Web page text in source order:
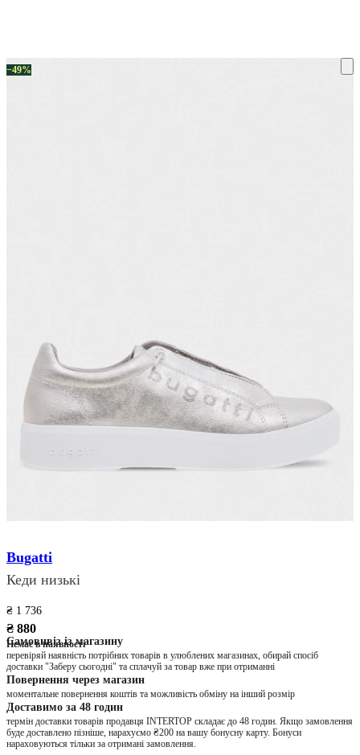
−49%
Bugatti
Кеди низькі
₴ 1 736
₴ 880
Немає в наявності
Самовивіз із магазину
перевіряй наявність потрібних товарів в улюблених магазинах, обирай спосіб
доставки "Заберу сьогодні" та сплачуй за товар вже при отриманні
Повернення через магазин
моментальне повернення коштів та можливість обміну на інший розмір
Доставимо за 48 годин
термін доставки товарів продавця INTERTOP складає до 48 годин. Якщо замовлення
буде доставлено пізніше, нарахуємо ₴200 на вашу бонусну карту. Бонуси
нараховуються тільки за отримані замовлення.